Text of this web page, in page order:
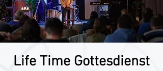
Life Time Gottesdienst